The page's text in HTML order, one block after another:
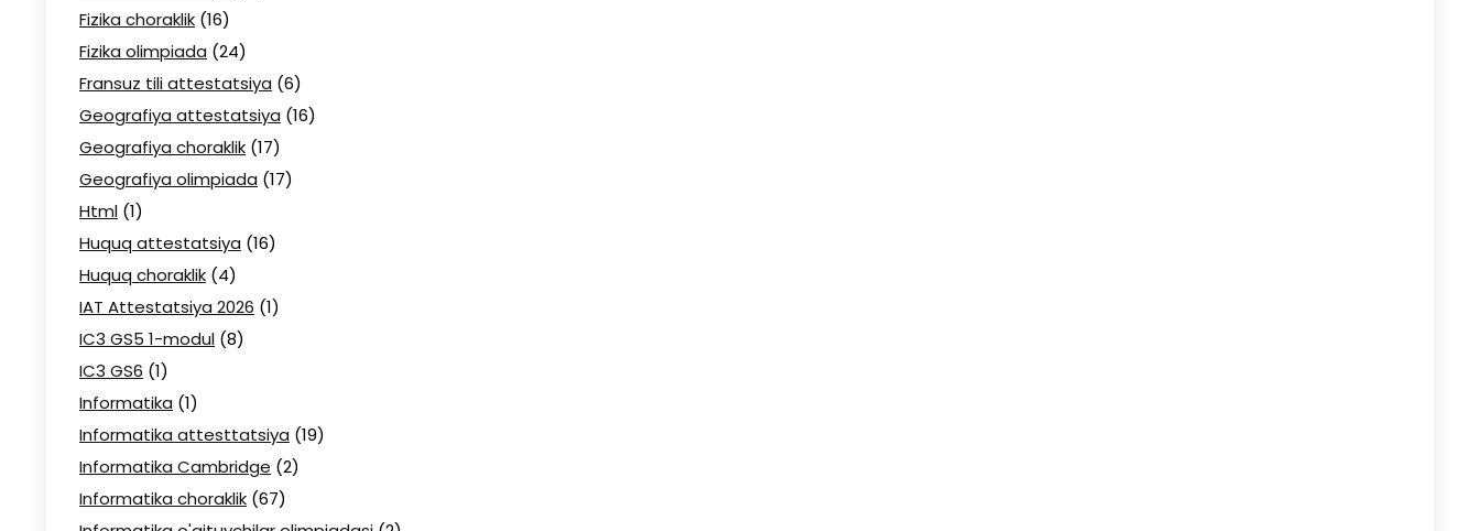
Fizika choraklik (16)
Fizika olimpiada (24)
Fransuz tili attestatsiya (6)
Geografiya attestatsiya (16)
Geografiya choraklik (17)
Geografiya olimpiada (17)
Html (1)
Huquq attestatsiya (16)
Huquq choraklik (4)
IAT Attestatsiya 2026 (1)
IC3 GS5 1-modul (8)
IC3 GS6 (1)
Informatika (1)
Informatika attesttatsiya (19)
Informatika Cambridge (2)
Informatika choraklik (67)